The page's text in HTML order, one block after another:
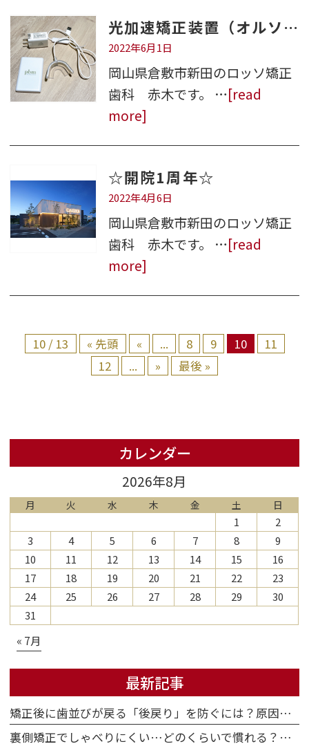
光加速矯正装置（オルソパルス・PBMオルソ）について
2022年6月1日
岡山県倉敷市新田のロッソ矯正
歯科 赤木です。 …[read
more]
☆開院1周年☆
2022年4月6日
岡山県倉敷市新田のロッソ矯正
歯科 赤木です。 …[read
more]
10 / 13 « 先頭 « ... 8 9 10
11
12
... » 最後 »
カレンダー
2026年8月
月 火 水 木 金 土 日
1
2
3
4 5 6 7 8
9
10
11 12 13 14 15
16
17
18 19 20 21 22
23
24
25 26 27 28 29
30
31
« 7月
最新記事
矯正後に歯並びが戻る「後戻り」を防ぐには？原因・保定のポイント・再治療の選択肢
裏側矯正でしゃべりにくい…どのくらいで慣れる？原因・期間・対策を解説